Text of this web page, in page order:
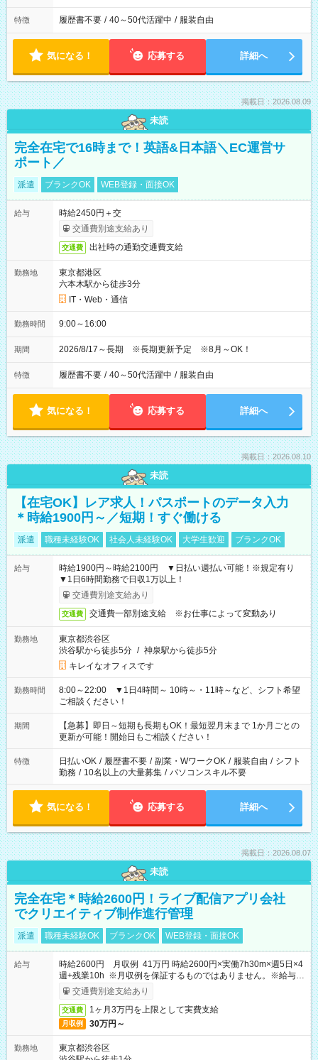
特徴 履歴書不要 / 40～50代活躍中 / 服装自由
気になる！ 応募する 詳細へ
掲載日：2026.08.09
未読
完全在宅で16時まで！英語&日本語＼EC運営サ
ポート／
派遣 ブランクOK WEB登録・面接OK
給与
時給2450円＋交
交通費別途支給あり
交通費 出社時の通勤交通費支給
勤務地
東京都港区
六本木駅から徒歩3分
IT・Web・通信
勤務時間 9:00～16:00
期間 2026/8/17～長期 ※長期更新予定 ※8月～OK！
特徴 履歴書不要 / 40～50代活躍中 / 服装自由
気になる！ 応募する 詳細へ
掲載日：2026.08.10
未読
【在宅OK】レア求人！パスポートのデータ入力
＊時給1900円～／短期！すぐ働ける
派遣 職種未経験OK 社会人未経験OK 大学生歓迎 ブランクOK
給与
時給1900円～時給2100円 ▼日払い週払い可能！※規定有り
▼1日6時間勤務で日収1万以上！
交通費別途支給あり
交通費 交通費一部別途支給 ※お仕事によって変動あり
勤務地
東京都渋谷区
渋谷駅から徒歩5分 / 神泉駅から徒歩5分
キレイなオフィスです
勤務時間
8:00～22:00 ▼1日4時間～ 10時～・11時～など、シフト希望
ご相談ください！
期間
【急募】即日～短期も長期もOK！最短翌月末まで 1か月ごとの
更新が可能！開始日もご相談ください！
特徴 日払いOK / 履歴書不要 / 副業・WワークOK / 服装自由 / シフト
勤務 / 10名以上の大量募集 / パソコンスキル不要
気になる！ 応募する 詳細へ
掲載日：2026.08.07
未読
完全在宅＊時給2600円！ライブ配信アプリ会社
でクリエイティブ制作進行管理
派遣 職種未経験OK ブランクOK WEB登録・面接OK
給与
時給2600円 月収例 41万円 時給2600円×実働7h30m×週5日×4
週+残業10h ※月収例を保証するものではありません。※給与即
受取りサービス利用可（利用条件有）
交通費別途支給あり
交通費 1ヶ月3万円を上限として実費支給
月収例 30万円～
勤務地
東京都渋谷区